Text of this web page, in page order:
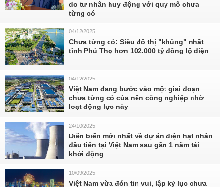
do tư nhân huy động với quy mô chưa
từng có
04/12/2025
Chưa từng có: Siêu đô thị "khủng" nhất
tỉnh Phú Thọ hơn 102.000 tỷ đồng lộ diện
04/12/2025
Việt Nam đang bước vào một giai đoạn
chưa từng có của nền công nghiệp nhờ
loạt động lực này
24/10/2025
Diễn biến mới nhất về dự án điện hạt nhân
đầu tiên tại Việt Nam sau gần 1 năm tái
khởi động
10/09/2025
Việt Nam vừa đón tin vui, lập kỷ lục chưa